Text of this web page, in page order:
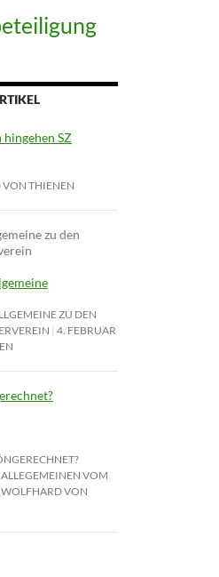
SZ
THIENEN
zu den
ZU DEN
4. FEBRUAR
VOM
WOLFHARD VON